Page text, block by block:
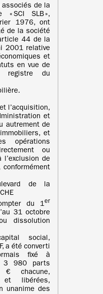
de la
« SCI SLB »,
1976, ont
de la société
44 de la
2001 relative
et
en vue de
registre du
l’acquisition,
et
autrement de
et
opérations
ou
de
de la
du 1er
31 octobre
dissolution
social,
a été converti
fixé à
3 980 parts
chacune,
et libérées,
unanime des